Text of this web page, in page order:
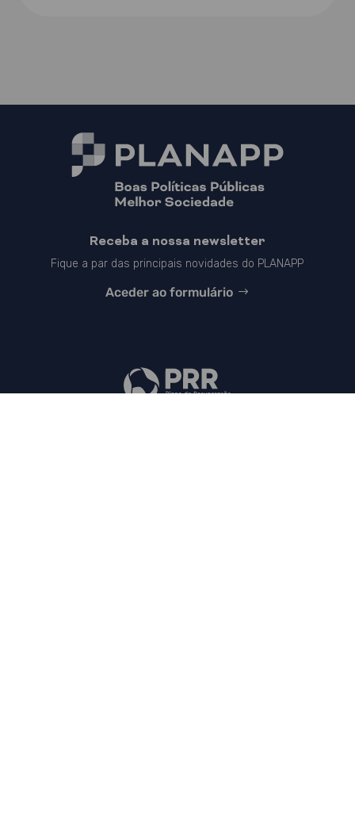
Receba a nossa newsletter
Fique a par das principais novidades do PLANAPP
Aceder ao formulário